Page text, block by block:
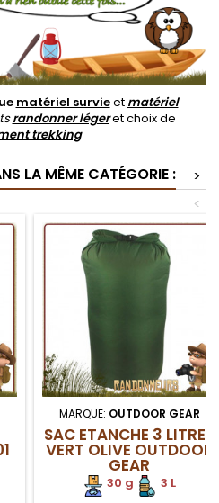
matériel survieet matériel
randonner légeret choix de
trekking
LA MÊME CATÉGORIE :
>
<
MARQUE: OUTDOOR GEAR
SAC ETANCHE 3 LITRES
VERT OLIVE OUTDOOR
GEAR
30 g
3 L